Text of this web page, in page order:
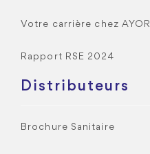
Votre carrière chez AYOR
Rapport RSE 2024
Distributeurs
Brochure Sanitaire